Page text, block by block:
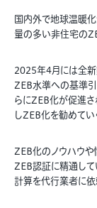
国内外で地球温暖
量の多い非住宅の
2025年4月には全
ZEB水準への基準
らにZEB化が促進
しZEB化を勧めてい
ZEB化のノウハウや
ZEB認証に精通し
計算を代行業者に依